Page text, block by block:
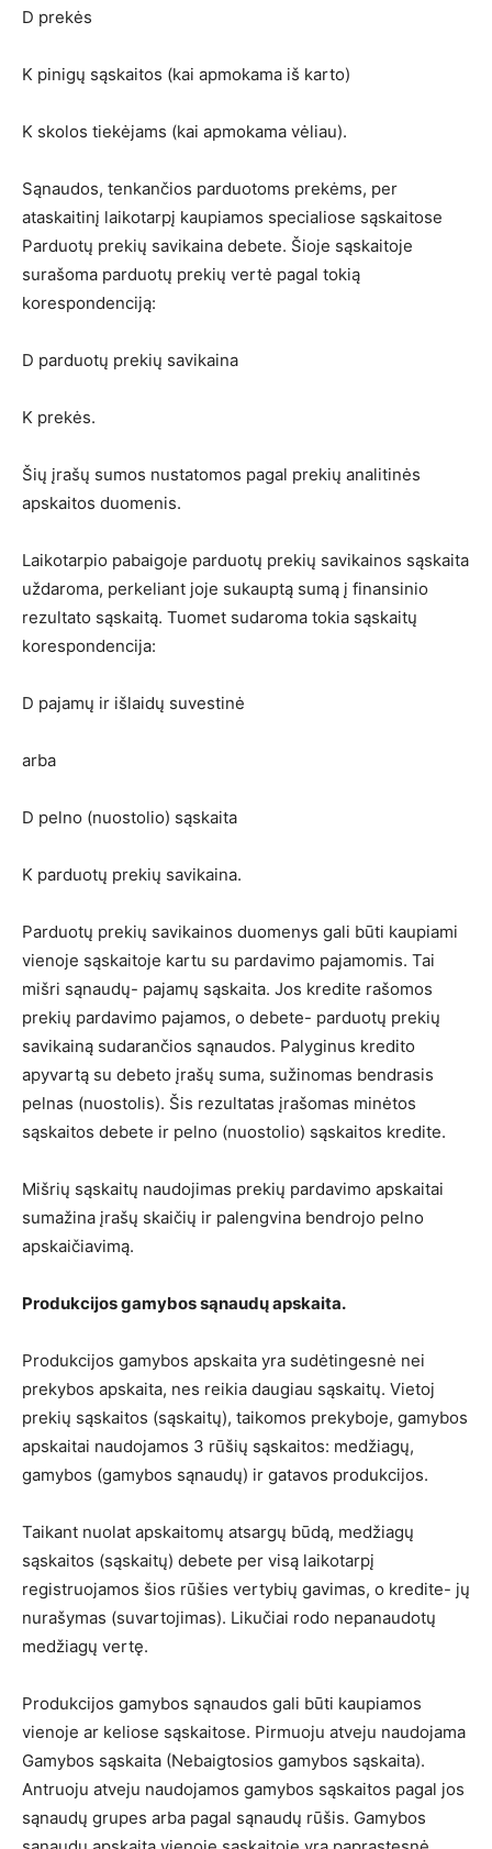
D prekės
K pinigų sąskaitos (kai apmokama iš karto)
K skolos tiekėjams (kai apmokama vėliau).
Sąnaudos, tenkančios parduotoms prekėms, per
ataskaitinį laikotarpį kaupiamos specialiose sąskaitose
Parduotų prekių savikaina debete. Šioje sąskaitoje
surašoma parduotų prekių vertė pagal tokią
korespondenciją:
D parduotų prekių savikaina
K prekės.
Šių įrašų sumos nustatomos pagal prekių analitinės
apskaitos duomenis.
Laikotarpio pabaigoje parduotų prekių savikainos sąskaita
uždaroma, perkeliant joje sukauptą sumą į finansinio
rezultato sąskaitą. Tuomet sudaroma tokia sąskaitų
korespondencija:
D pajamų ir išlaidų suvestinė
arba
D pelno (nuostolio) sąskaita
K parduotų prekių savikaina.
Parduotų prekių savikainos duomenys gali būti kaupiami
vienoje sąskaitoje kartu su pardavimo pajamomis. Tai
mišri sąnaudų- pajamų sąskaita. Jos kredite rašomos
prekių pardavimo pajamos, o debete- parduotų prekių
savikainą sudarančios sąnaudos. Palyginus kredito
apyvartą su debeto įrašų suma, sužinomas bendrasis
pelnas (nuostolis). Šis rezultatas įrašomas minėtos
sąskaitos debete ir pelno (nuostolio) sąskaitos kredite.
Mišrių sąskaitų naudojimas prekių pardavimo apskaitai
sumažina įrašų skaičių ir palengvina bendrojo pelno
apskaičiavimą.
Produkcijos gamybos sąnaudų apskaita.
Produkcijos gamybos apskaita yra sudėtingesnė nei
prekybos apskaita, nes reikia daugiau sąskaitų. Vietoj
prekių sąskaitos (sąskaitų), taikomos prekyboje, gamybos
apskaitai naudojamos 3 rūšių sąskaitos: medžiagų,
gamybos (gamybos sąnaudų) ir gatavos produkcijos.
Taikant nuolat apskaitomų atsargų būdą, medžiagų
sąskaitos (sąskaitų) debete per visą laikotarpį
registruojamos šios rūšies vertybių gavimas, o kredite- jų
nurašymas (suvartojimas). Likučiai rodo nepanaudotų
medžiagų vertę.
Produkcijos gamybos sąnaudos gali būti kaupiamos
vienoje ar keliose sąskaitose. Pirmuoju atveju naudojama
Gamybos sąskaita (Nebaigtosios gamybos sąskaita).
Antruoju atveju naudojamos gamybos sąskaitos pagal jos
sąnaudų grupes arba pagal sąnaudų rūšis. Gamybos